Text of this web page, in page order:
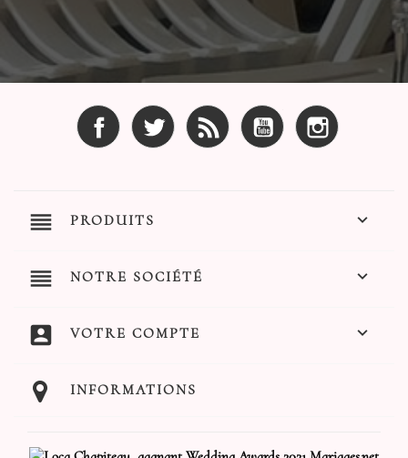
Facebook Twitter Rss YouTube
reorder PRODUITS 
reorder NOTRE SOCIÉTÉ 
account_box VOTRE COMPTE 
INFORMATIONS